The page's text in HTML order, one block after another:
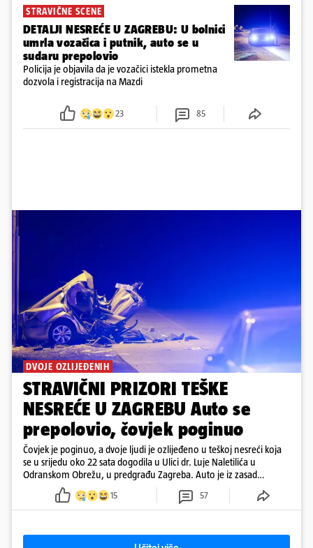
STRAVIČNE SCENE
DETALJI NESREĆE U ZAGREBU: U bolnici
umrla vozačica i putnik, auto se u
sudaru prepolovio
Policija je objavila da je vozačici istekla prometna
dozvola i registracija na Mazdi
23 85
DVOJE OZLIJEĐENIH
STRAVIČNI PRIZORI TEŠKE
NESREĆE U ZAGREBU Auto se
prepolovio, čovjek poginuo
Čovjek je poginuo, a dvoje ljudi je ozlijeđeno u teškoj nesreći koja
se u srijedu oko 22 sata dogodila u Ulici dr. Luje Naletilića u
Odranskom Obrežu, u predgrađu Zagreba. Auto je iz zasad
neutvrđenih razloga sletio s kolnika, a od siline udara vozilo se
prepolovilo.
15 57